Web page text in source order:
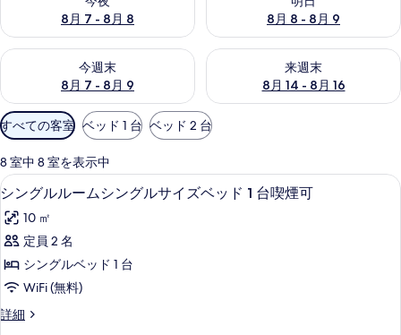
8月 7 - 8月 8
8月 8 - 8月 9
今週末
8月 7 - 8月 9
今週末 8月 7 - 8月 9 の空室状況をチェック
来週末
8月 14 - 8月 16
来週末 8月 14 - 8月 16 の空室
利
用
可
能
な
客
室
の
り
込
すべての客室 ベッド 1 台 ベッド 2 台
8 室中 8 室を表示中
シ
ン
グ
ル
ル
ム
3
シングルルームシングルサイズベッド 1 台喫煙可
10 ㎡
定員 2 名
シングルベッド 1 台
WiFi (無料)
詳細
シ